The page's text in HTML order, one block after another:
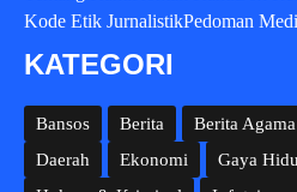
Kode Etik JurnalistikPedoman
KATEGORI
Bansos Berita Berita Agama
Daerah
Ekonomi Gaya